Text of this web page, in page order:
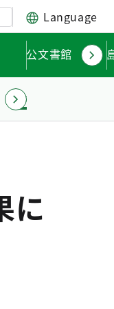
Language
公文書館
お知らせ
に